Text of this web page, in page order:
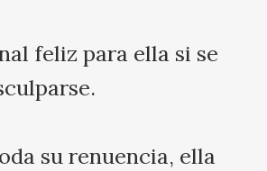
feliz para ella si se
su renuencia, ella